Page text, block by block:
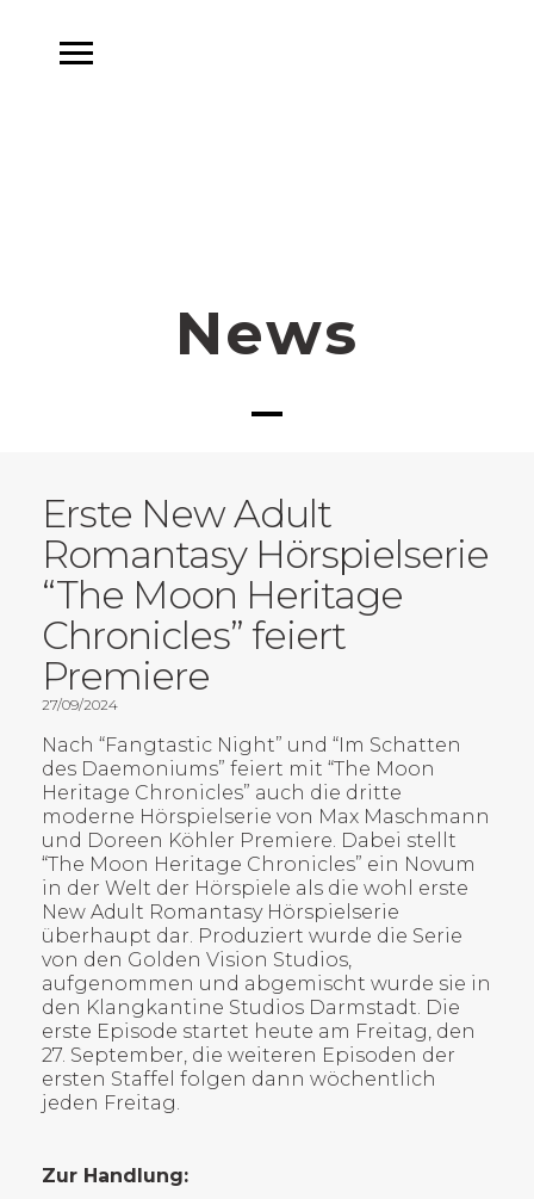
News
Erste New Adult
Romantasy Hörspielserie
“The Moon Heritage
Chronicles” feiert
Premiere
27/09/2024
Nach “Fangtastic Night” und “Im Schatten
des Daemoniums” feiert mit “The Moon
Heritage Chronicles” auch die dritte
moderne Hörspielserie von Max Maschmann
und Doreen Köhler Premiere. Dabei stellt
“The Moon Heritage Chronicles” ein Novum
in der Welt der Hörspiele als die wohl erste
New Adult Romantasy Hörspielserie
überhaupt dar. Produziert wurde die Serie
von den Golden Vision Studios,
aufgenommen und abgemischt wurde sie in
den Klangkantine Studios Darmstadt. Die
erste Episode startet heute am Freitag, den
27. September, die weiteren Episoden der
ersten Staffel folgen dann wöchentlich
jeden Freitag.
Zur Handlung: